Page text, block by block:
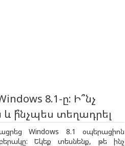
8.1-ը: Ի՞նչ
ի՞նչպես տեղադրել
Windows 8.1 օպերացիոն
Եկեք տեսնենք, թե ինչ